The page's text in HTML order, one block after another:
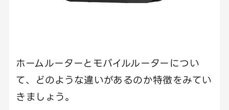
ホームルーターとモバイルルーターについ
て、どのような違いがあるのか特徴をみてい
きましょう。